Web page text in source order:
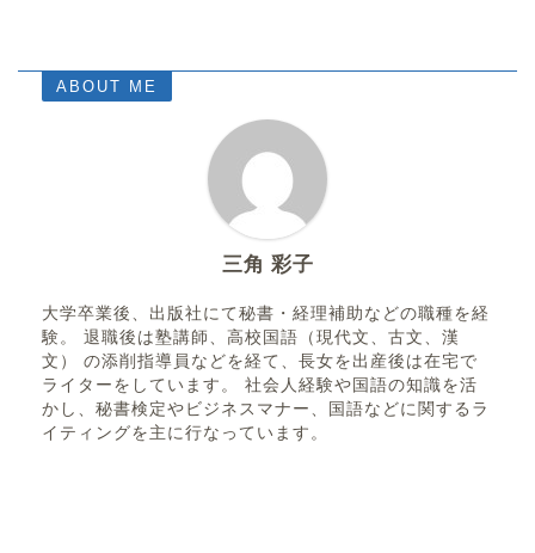
ABOUT ME
三角 彩子
大学卒業後、出版社にて秘書・経理補助などの職種を経
験。 退職後は塾講師、高校国語（現代文、古文、漢
文） の添削指導員などを経て、長女を出産後は在宅で
ライターをしています。 社会人経験や国語の知識を活
かし、秘書検定やビジネスマナー、国語などに関するラ
イティングを主に行なっています。